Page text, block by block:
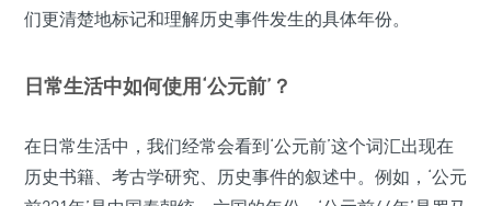
们更清楚地标记和理解历史事件发生的具体年份。
日常生活中如何使用‘公元前’？
在日常生活中，我们经常会看到‘公元前’这个词汇出现在
历史书籍、考古学研究、历史事件的叙述中。例如，‘公元